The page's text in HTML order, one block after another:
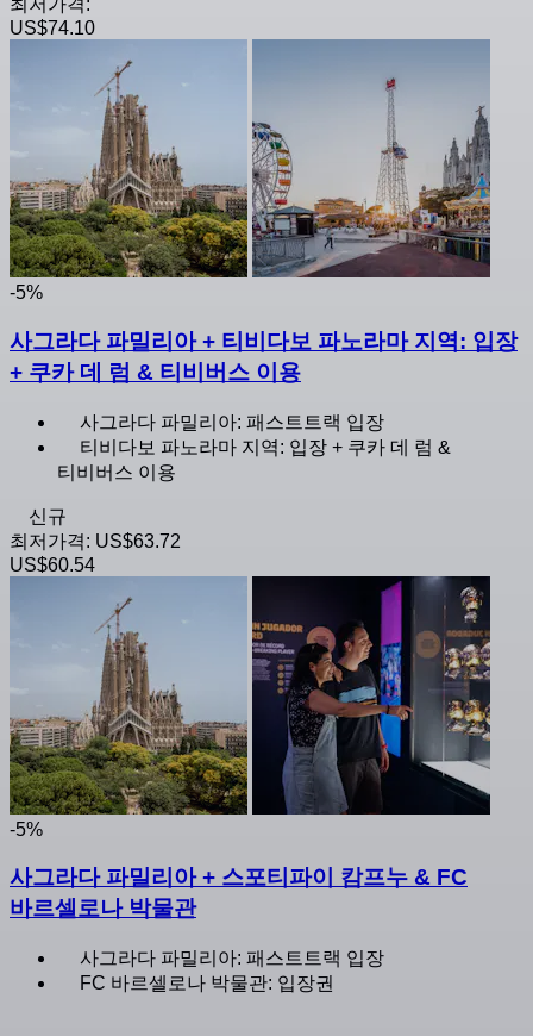
최저가격:
US$74.10
-5%
사그라다 파밀리아 + 티비다보 파노라마 지역: 입장
+ 쿠카 데 럼 & 티비버스 이용
사그라다 파밀리아: 패스트트랙 입장
티비다보 파노라마 지역: 입장 + 쿠카 데 럼 &
티비버스 이용
신규
최저가격: US$63.72
US$60.54
-5%
사그라다 파밀리아 + 스포티파이 캄프누 & FC
바르셀로나 박물관
사그라다 파밀리아: 패스트트랙 입장
FC 바르셀로나 박물관: 입장권